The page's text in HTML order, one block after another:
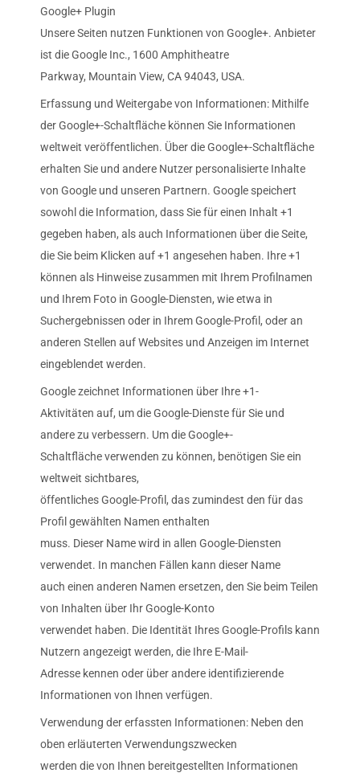
Google+ Plugin
Unsere Seiten nutzen Funktionen von Google+. Anbieter
ist die Google Inc., 1600 Amphitheatre
Parkway, Mountain View, CA 94043, USA.
Erfassung und Weitergabe von Informationen: Mithilfe
der Google+-Schaltfläche können Sie Informationen
weltweit veröffentlichen. Über die Google+-Schaltfläche
erhalten Sie und andere Nutzer personalisierte Inhalte
von Google und unseren Partnern. Google speichert
sowohl die Information, dass Sie für einen Inhalt +1
gegeben haben, als auch Informationen über die Seite,
die Sie beim Klicken auf +1 angesehen haben. Ihre +1
können als Hinweise zusammen mit Ihrem Profilnamen
und Ihrem Foto in Google-Diensten, wie etwa in
Suchergebnissen oder in Ihrem Google-Profil, oder an
anderen Stellen auf Websites und Anzeigen im Internet
eingeblendet werden.
Google zeichnet Informationen über Ihre +1-
Aktivitäten auf, um die Google-Dienste für Sie und
andere zu verbessern. Um die Google+-
Schaltfläche verwenden zu können, benötigen Sie ein
weltweit sichtbares,
öffentliches Google-Profil, das zumindest den für das
Profil gewählten Namen enthalten
muss. Dieser Name wird in allen Google-Diensten
verwendet. In manchen Fällen kann dieser Name
auch einen anderen Namen ersetzen, den Sie beim Teilen
von Inhalten über Ihr Google-Konto
verwendet haben. Die Identität Ihres Google-Profils kann
Nutzern angezeigt werden, die Ihre E-Mail-
Adresse kennen oder über andere identifizierende
Informationen von Ihnen verfügen.
Verwendung der erfassten Informationen: Neben den
oben erläuterten Verwendungszwecken
werden die von Ihnen bereitgestellten Informationen